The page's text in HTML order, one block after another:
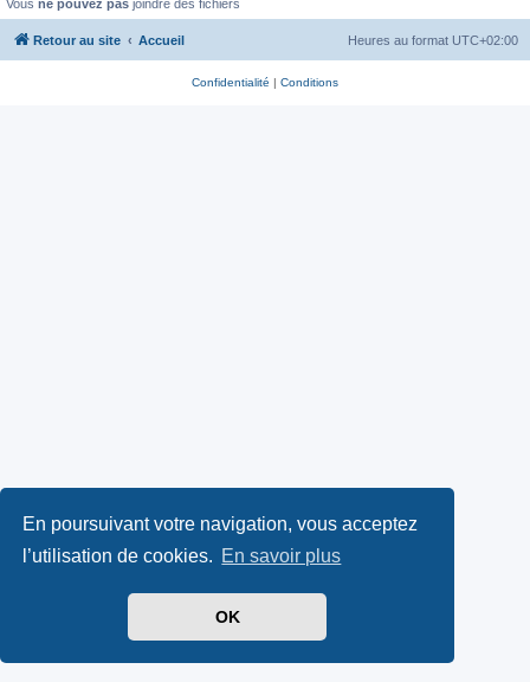
En poursuivant votre navigation, vous acceptez
l’utilisation de cookies. En savoir plus
OK
Vous ne pouvez pas joindre des fichiers
Retour au site Accueil Heures au format UTC+02:00
Confidentialité | Conditions